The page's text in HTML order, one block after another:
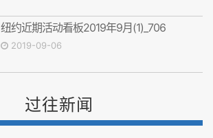
纽约近期活动看板2019年9月(1)_706
2019-09-06
过往新闻